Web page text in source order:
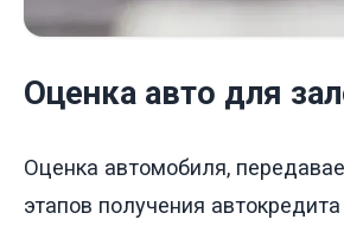
Оценка авто для
Оценка автомобиля,
этапов получения